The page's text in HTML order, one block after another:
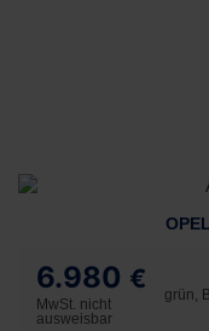
6.980 €
MwSt. nicht
ausweisbar
grün,